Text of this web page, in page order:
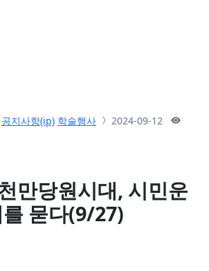
공지사항(ip) 학술행사
2024-09-12
만당원시대, 시민운
묻다(9/27)